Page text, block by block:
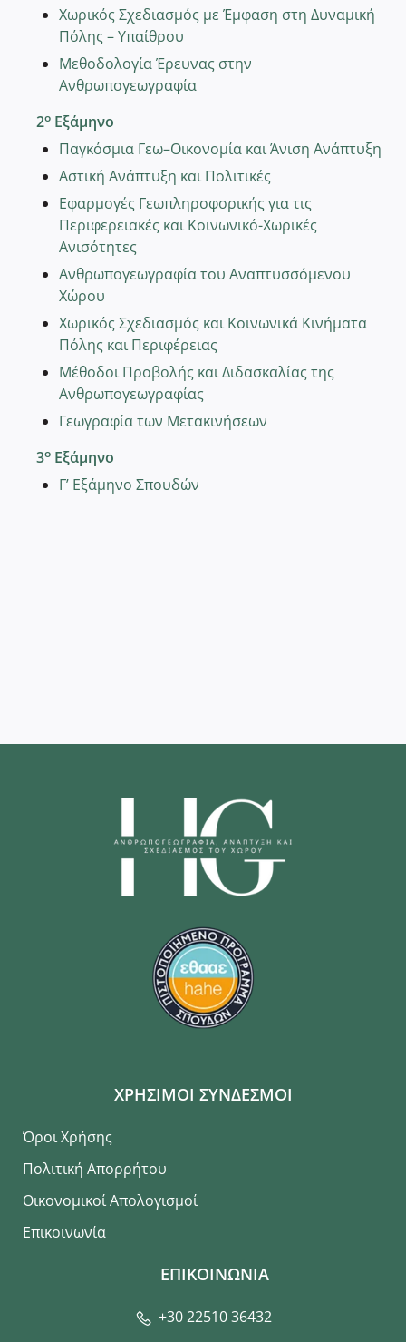
Χωρικός Σχεδιασμός με Έμφαση στη Δυναμική
Πόλης – Υπαίθρου
Μεθοδολογία Έρευνας στην
Ανθρωπογεωγραφία
2ο Εξάμηνο
Παγκόσμια Γεω–Οικονομία και Άνιση Ανάπτυξη
Αστική Ανάπτυξη και Πολιτικές
Εφαρμογές Γεωπληροφορικής για τις
Περιφερειακές και Κοινωνικό-Χωρικές
Ανισότητες
Ανθρωπογεωγραφία του Αναπτυσσόμενου
Χώρου
Χωρικός Σχεδιασμός και Κοινωνικά Κινήματα
Πόλης και Περιφέρειας
Μέθοδοι Προβολής και Διδασκαλίας της
Ανθρωπογεωγραφίας
Γεωγραφία των Μετακινήσεων
3ο Εξάμηνο
Γ’ Εξάμηνο Σπουδών
ΧΡΗΣΙΜΟΙ ΣΥΝΔΕΣΜΟΙ
Όροι Χρήσης
Πολιτική Απορρήτου
Οικονομικοί Απολογισμοί
Επικοινωνία
ΕΠΙΚΟΙΝΩΝΙΑ
+30 22510 36432